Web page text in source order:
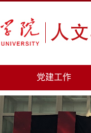
党建工作